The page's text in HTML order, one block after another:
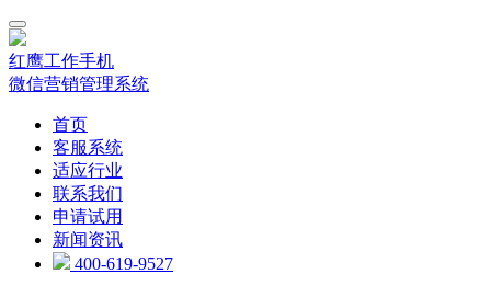
红鹰工作手机
微信营销管理系统
首页
客服系统
适应行业
联系我们
申请试用
新闻资讯
400-619-9527